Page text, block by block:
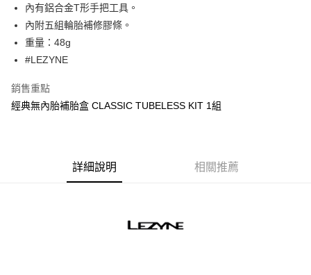
３．安心：先確認商品／服務後，再付款。
【「AFTEE先享後付」結帳流程】
１．於結帳方式選擇「AFTEE先享後付」後，將跳轉至「AFTEE先享後付」
結帳頁面，進行簡訊認證並確認金額後，即可完成結帳。
ATM／網路銀行／等多元方式進行付款，方視為交易完成。
※ 請注意：結帳手續完成當下不需立刻繳費，但若您需要取消訂單，請聯絡
客戶支援中心」https://netprotections.freshdesk.com/support/home
易，需依本服務之必要範圍內提供個人資料，並將交易相關給付款項請求債
權轉讓予恩沛科技股份有限公司。
付款後－全家取貨
每筆NT$60
付款後－7-11取貨
本島宅配
內有鋁合金T形手把工具。
內附五組輪胎補修膠條。
重量：48g
#LEZYNE
銷售重點
經典無內胎補胎盒 CLASSIC TUBELESS KIT 1組
詳細說明 相關推薦